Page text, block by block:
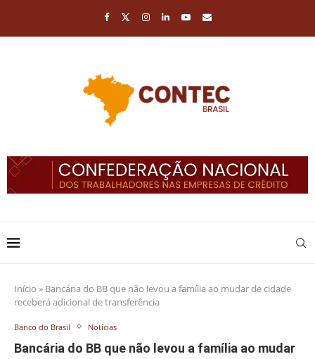
Início » Bancária do BB que não levou a família ao mudar de cidade
receberá adicional de transferência
Banco do Brasil Notícias
Bancária do BB que não levou a família ao mudar